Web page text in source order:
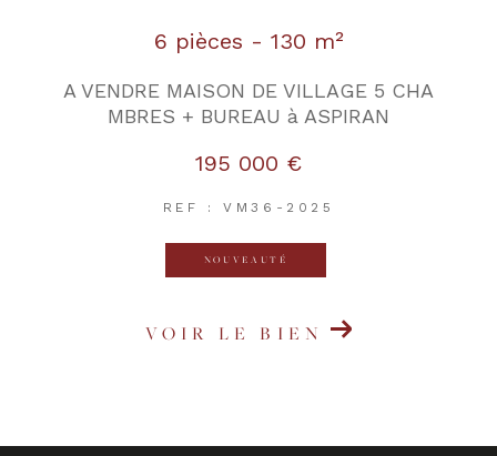
6 pièces - 130 m²
A VENDRE MAISON DE VILLAGE 5 CHA
MBRES + BUREAU à ASPIRAN
195 000 €
REF : VM36-2025
NOUVEAUTÉ
VOIR LE BIEN